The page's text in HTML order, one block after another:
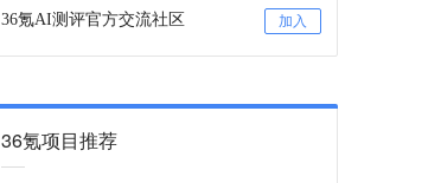
36氪AI测评官方交流社区 加入
36氪项目推荐